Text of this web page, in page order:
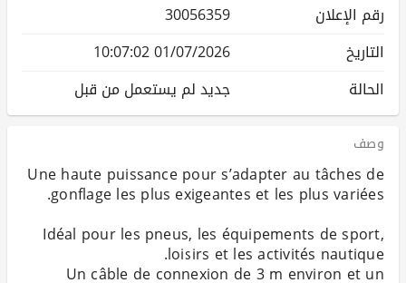
رقم الإعلان
30056359
التاريخ
01/07/2026 10:07:02
الحالة
جديد لم يستعمل من قبل
وصف
Une haute puissance pour s’adapter au tâches de
Idéal pour les pneus, les équipements de sport,
Un câble de connexion de 3 m environ et un